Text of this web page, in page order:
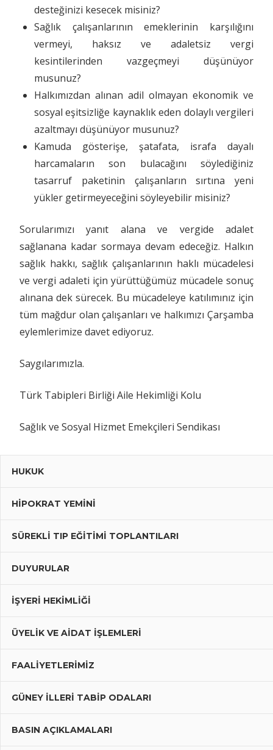
desteğinizi kesecek misiniz?
Sağlık çalışanlarının emeklerinin karşılığını
vermeyi, haksız ve adaletsiz vergi
kesintilerinden vazgeçmeyi düşünüyor
musunuz?
Halkımızdan alınan adil olmayan ekonomik ve
sosyal eşitsizliğe kaynaklık eden dolaylı vergileri
azaltmayı düşünüyor musunuz?
Kamuda gösterişe, şatafata, israfa dayalı
harcamaların son bulacağını söylediğiniz
tasarruf paketinin çalışanların sırtına yeni
yükler getirmeyeceğini söyleyebilir misiniz?
Sorularımızı yanıt alana ve vergide adalet
sağlanana kadar sormaya devam edeceğiz. Halkın
sağlık hakkı, sağlık çalışanlarının haklı mücadelesi
ve vergi adaleti için yürüttüğümüz mücadele sonuç
alınana dek sürecek. Bu mücadeleye katılımınız için
tüm mağdur olan çalışanları ve halkımızı Çarşamba
eylemlerimize davet ediyoruz.
Saygılarımızla.
Türk Tabipleri Birliği Aile Hekimliği Kolu
Sağlık ve Sosyal Hizmet Emekçileri Sendikası
HUKUK
HIPOKRAT YEMINI
SÜREKLI TIP EĞITIMI TOPLANTILARI
DUYURULAR
İŞYERİ HEKİMLİĞİ
ÜYELIK VE AIDAT İŞLEMLERI
FAALIYETLERIMIZ
GÜNEY İLLERI TABIP ODALARI
BASIN AÇIKLAMALARI